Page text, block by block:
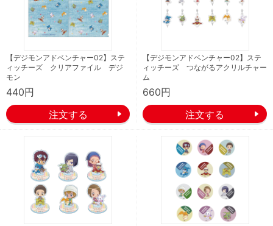
【デジモンアドベンチャー02】ステ
ィッチーズ クリアファイル デジ
モン
440円
【デジモンアドベンチャー02】ステ
ィッチーズ つながるアクリルチャー
ム
660円